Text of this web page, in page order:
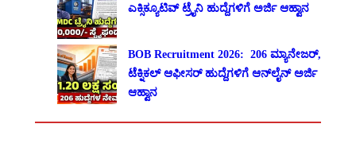
ಎಕ್ಸಿಕ್ಯೂಟಿವ್ ಟ್ರೈನಿ ಹುದ್ದೆಗಳಿಗೆ ಅರ್ಜಿ ಆಹ್ವಾನ
BOB Recruitment 2026: 206 ಮ್ಯಾನೇಜರ್,
ಟೆಕ್ನಿಕಲ್ ಆಫೀಸರ್ ಹುದ್ದೆಗಳಿಗೆ ಆನ್‌ಲೈನ್ ಅರ್ಜಿ
ಆಹ್ವಾನ